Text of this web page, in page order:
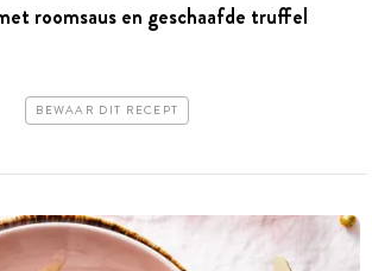
roomsaus en geschaafde truffel
BEWAAR DIT RECEPT